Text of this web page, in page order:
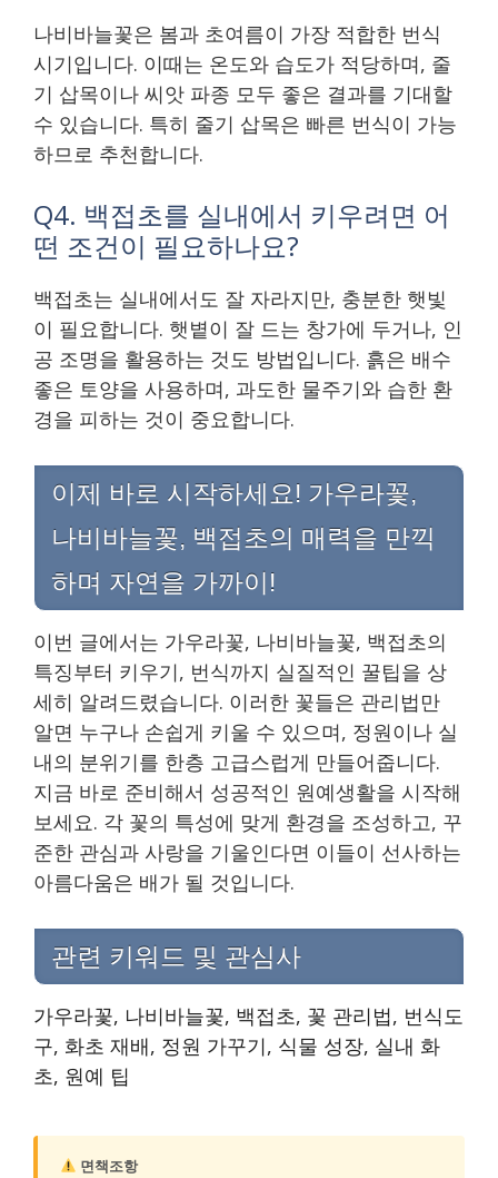
나비바늘꽃은 봄과 초여름이 가장 적합한 번식
시기입니다. 이때는 온도와 습도가 적당하며, 줄
기 삽목이나 씨앗 파종 모두 좋은 결과를 기대할
수 있습니다. 특히 줄기 삽목은 빠른 번식이 가능
하므로 추천합니다.
Q4. 백접초를 실내에서 키우려면 어
떤 조건이 필요하나요?
백접초는 실내에서도 잘 자라지만, 충분한 햇빛
이 필요합니다. 햇볕이 잘 드는 창가에 두거나, 인
공 조명을 활용하는 것도 방법입니다. 흙은 배수
좋은 토양을 사용하며, 과도한 물주기와 습한 환
경을 피하는 것이 중요합니다.
이제 바로 시작하세요! 가우라꽃,
나비바늘꽃, 백접초의 매력을 만끽
하며 자연을 가까이!
이번 글에서는 가우라꽃, 나비바늘꽃, 백접초의
특징부터 키우기, 번식까지 실질적인 꿀팁을 상
세히 알려드렸습니다. 이러한 꽃들은 관리법만
알면 누구나 손쉽게 키울 수 있으며, 정원이나 실
내의 분위기를 한층 고급스럽게 만들어줍니다.
지금 바로 준비해서 성공적인 원예생활을 시작해
보세요. 각 꽃의 특성에 맞게 환경을 조성하고, 꾸
준한 관심과 사랑을 기울인다면 이들이 선사하는
아름다움은 배가 될 것입니다.
관련 키워드 및 관심사
가우라꽃, 나비바늘꽃, 백접초, 꽃 관리법, 번식도
구, 화초 재배, 정원 가꾸기, 식물 성장, 실내 화
초, 원예 팁
면책조항